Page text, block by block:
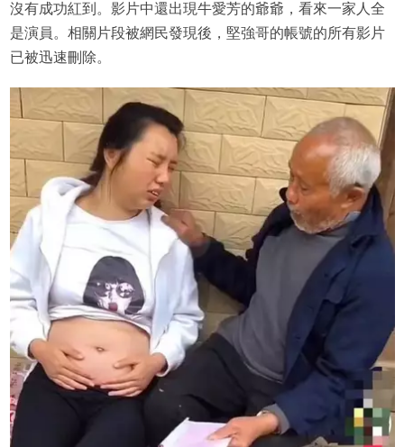
沒有成功紅到。影片中還出現牛愛芳的爺爺，看來一家人全
是演員。相關片段被網民發現後，堅強哥的帳號的所有影片
已被迅速刪除。